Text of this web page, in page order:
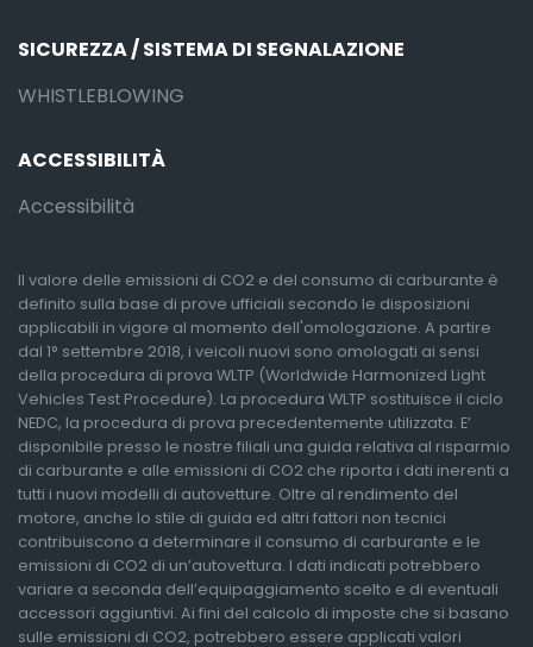
SICUREZZA / SISTEMA DI SEGNALAZIONE
WHISTLEBLOWING
ACCESSIBILITÀ
Accessibilità
Il valore delle emissioni di CO2 e del consumo di carburante è
definito sulla base di prove ufficiali secondo le disposizioni
applicabili in vigore al momento dell'omologazione. A partire
dal 1° settembre 2018, i veicoli nuovi sono omologati ai sensi
della procedura di prova WLTP (Worldwide Harmonized Light
Vehicles Test Procedure). La procedura WLTP sostituisce il ciclo
NEDC, la procedura di prova precedentemente utilizzata. E’
disponibile presso le nostre filiali una guida relativa al risparmio
di carburante e alle emissioni di CO2 che riporta i dati inerenti a
tutti i nuovi modelli di autovetture. Oltre al rendimento del
motore, anche lo stile di guida ed altri fattori non tecnici
contribuiscono a determinare il consumo di carburante e le
emissioni di CO2 di un’autovettura. I dati indicati potrebbero
variare a seconda dell’equipaggiamento scelto e di eventuali
accessori aggiuntivi. Ai fini del calcolo di imposte che si basano
sulle emissioni di CO2, potrebbero essere applicati valori